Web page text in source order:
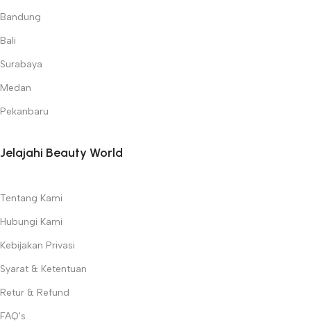
Bandung
Bali
Surabaya
Medan
Pekanbaru
Jelajahi Beauty World
Tentang Kami
Hubungi Kami
Kebijakan Privasi
Syarat & Ketentuan
Retur & Refund
FAQ's